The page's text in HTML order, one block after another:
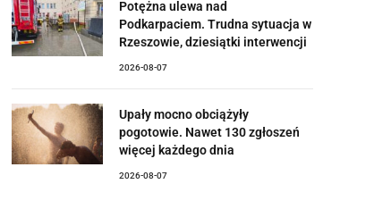
Potężna ulewa nad
Podkarpaciem. Trudna sytuacja w
Rzeszowie, dziesiątki interwencji
2026-08-07
Upały mocno obciążyły
pogotowie. Nawet 130 zgłoszeń
więcej każdego dnia
2026-08-07